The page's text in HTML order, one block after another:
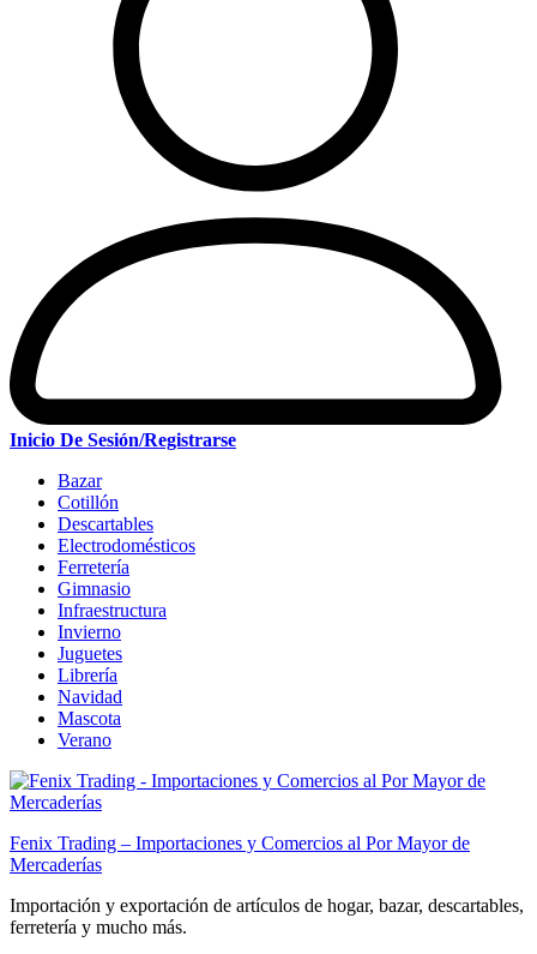
Inicio De Sesión/Registrarse
Bazar
Cotillón
Descartables
Electrodomésticos
Ferretería
Gimnasio
Infraestructura
Invierno
Juguetes
Librería
Navidad
Mascota
Verano
Fenix Trading – Importaciones y Comercios al Por Mayor de
Mercaderías
Importación y exportación de artículos de hogar, bazar, descartables,
ferretería y mucho más.